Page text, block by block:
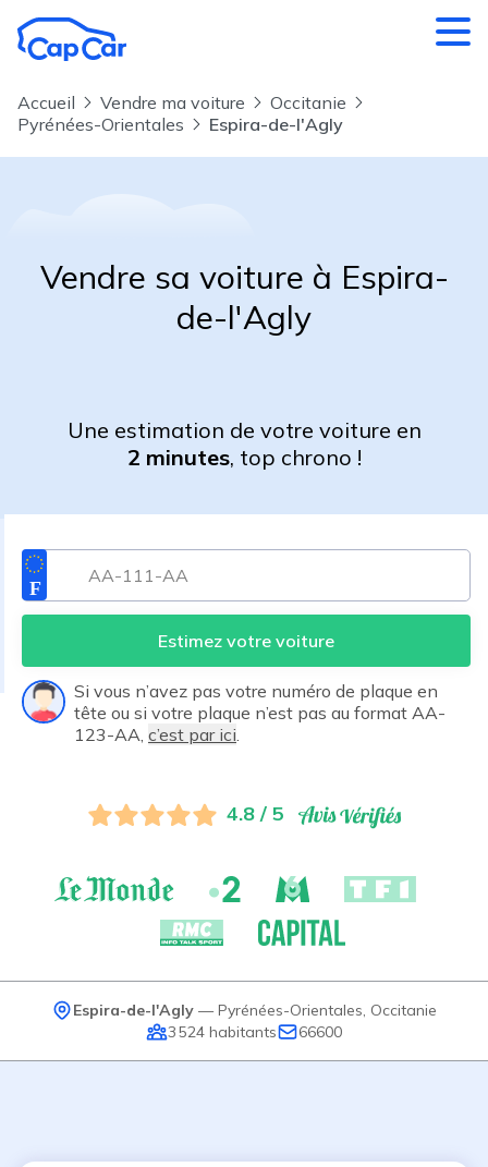
Accueil Vendre ma voiture
Occitanie
Pyrénées-Orientales
Espira-de-l'Agly
Vendre sa voiture à Espira-
de-l'Agly
Une estimation de votre voiture en
2 minutes, top chrono !
Estimez votre voiture
Si vous n’avez pas votre numéro de plaque en
tête ou si votre plaque n’est pas au format AA-
123-AA, c’est par ici
4.8 / 5
Espira-de-l'Agly — Pyrénées-Orientales Occitanie
3 524 habitants 66600